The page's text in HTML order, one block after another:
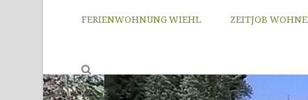
FERIENWOHNUNG WIEHL ZEITJOB